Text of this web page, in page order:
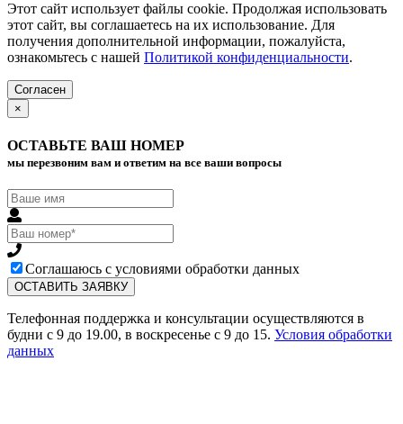
Этот сайт использует файлы cookie. Продолжая использовать
этот сайт, вы соглашаетесь на их использование. Для
получения дополнительной информации, пожалуйста,
ознакомьтесь с нашей Политикой конфиденциальности.
Согласен
×
ОСТАВЬТЕ ВАШ НОМЕР
мы перезвоним вам и ответим на все ваши вопросы
Соглашаюсь с условиями обработки данных
Телефонная поддержка и консультации осуществляются в
будни с 9 до 19.00, в воскресенье с 9 до 15. Условия обработки
данных